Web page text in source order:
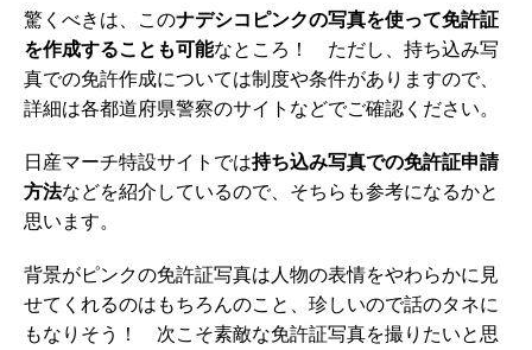
驚くべきは、このナデシコピンクの写真を使って免許証
を作成することも可能なところ！ ただし、持ち込み写
真での免許作成については制度や条件がありますので、
詳細は各都道府県警察のサイトなどでご確認ください。
日産マーチ特設サイトでは持ち込み写真での免許証申請
方法などを紹介しているので、そちらも参考になるかと
思います。
背景がピンクの免許証写真は人物の表情をやわらかに見
せてくれるのはもちろんのこと、珍しいので話のタネに
もなりそう！ 次こそ素敵な免許証写真を撮りたいと思